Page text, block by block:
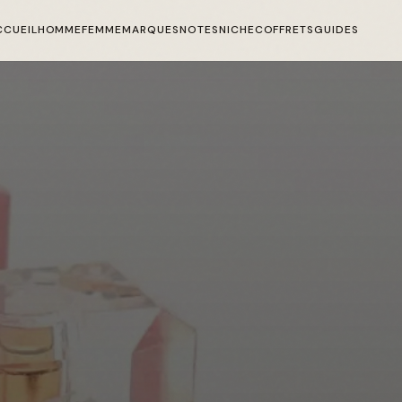
HOMMEFEMMEMARQUESNOTESNICHECOFFRETSGUIDES